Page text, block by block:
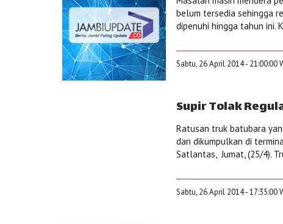
belum tersedia sehingga
dipenuhi hingga tahun ini.
Sabtu, 26 April 2014 - 21:00:00
Supir Tolak
Ratusan truk batubara
dan dikumpulkan di
Satlantas, Jumat, (25/4).
Sabtu, 26 April 2014 - 17:35:00